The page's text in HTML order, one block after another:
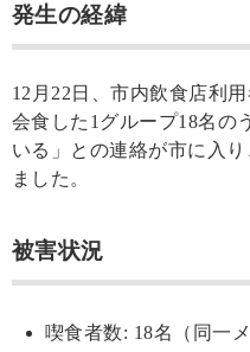
発生の経緯
12月22日、市内飲食店利
会食した1グループ18名の
いる」との連絡が市に入
ました。
被害状況
喫食者数: 18名（同一